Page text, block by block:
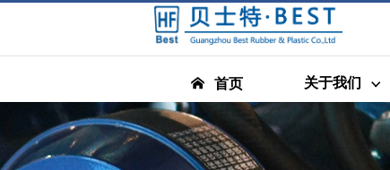
首页 关于我们